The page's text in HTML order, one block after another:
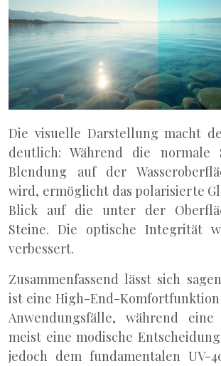
Die visuelle Darstellung macht
deutlich: Während die
Blendung auf der
wird, ermöglicht das polarisierte
Blick auf die unter der
Steine. Die optische Integrität
verbessert.
Zusammenfassend lässt sich
ist eine High-End-
Anwendungsfälle, während eine
meist eine modische
jedoch dem fundamentalen UV-